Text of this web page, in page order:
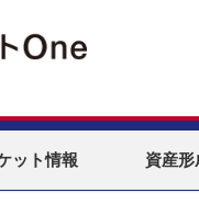
ット情報 資産形